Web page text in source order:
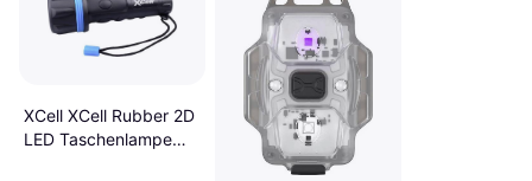
XCell XCell Rubber 2D
LED Taschenlampe